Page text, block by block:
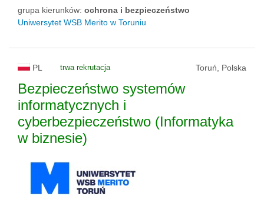
grupa kierunków: ochrona i bezpieczeństwo
Uniwersytet WSB Merito w Toruniu
PL trwa rekrutacja Toruń, Polska
Bezpieczeństwo systemów
informatycznych i
cyberbezpieczeństwo (Informatyka
w biznesie)